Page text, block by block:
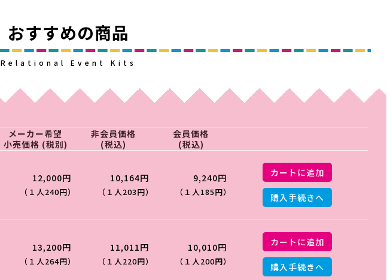
おすすめの商品
Relational Event Kits
メーカー希望
小売価格 (税別)
非会員価格
(税込)
会員価格
(税込)
12,000円
（１人240円）
10,164円
（１人203円）
9,240円
（１人185円）
カートに追加
購入手続きへ
13,200円
（１人264円）
11,011円
（１人220円）
10,010円
（１人200円）
カートに追加
購入手続きへ